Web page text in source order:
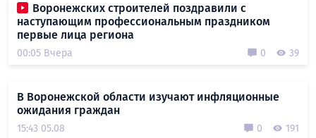
Воронежских строителей поздравили с
наступающим профессиональным праздником
первые лица региона
00:05 Вчера 0 39
В Воронежской области изучают инфляционные
ожидания граждан
15:43 05.08 0 191